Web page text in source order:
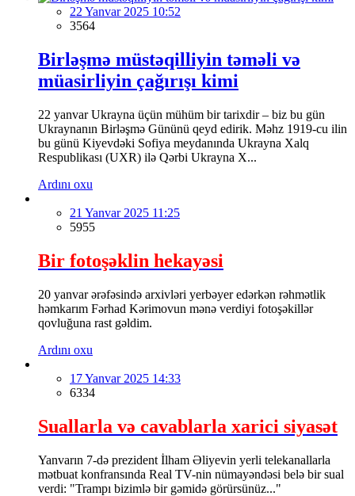
22 Yanvar 2025 10:52
3564
Birləşmə müstəqilliyin təməli və
müasirliyin çağırışı kimi
22 yanvar Ukrayna üçün mühüm bir tarixdir – biz bu gün
Ukraynanın Birləşmə Gününü qeyd edirik. Məhz 1919-cu ilin
bu günü Kiyevdəki Sofiya meydanında Ukrayna Xalq
Respublikası (UXR) ilə Qərbi Ukrayna X...
Ardını oxu
21 Yanvar 2025 11:25
5955
Bir fotoşəklin hekayəsi
20 yanvar ərəfəsində arxivləri yerbəyer edərkən rəhmətlik
həmkarım Fərhad Kərimovun mənə verdiyi fotoşəkillər
qovluğuna rast gəldim.
Ardını oxu
17 Yanvar 2025 14:33
6334
Suallarla və cavablarla xarici siyasət
Yanvarın 7-də prezident İlham Əliyevin yerli telekanallarla
mətbuat konfransında Real TV-nin nümayəndəsi belə bir sual
verdi: "Trampı bizimlə bir gəmidə görürsünüz..."